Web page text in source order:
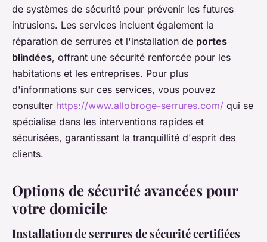
de systèmes de sécurité pour prévenir les futures
intrusions. Les services incluent également la
réparation de serrures et l'installation de portes
blindées, offrant une sécurité renforcée pour les
habitations et les entreprises. Pour plus
d'informations sur ces services, vous pouvez
consulter https://www.allobroge-serrures.com/ qui se
spécialise dans les interventions rapides et
sécurisées, garantissant la tranquillité d'esprit des
clients.
Options de sécurité avancées pour
votre domicile
Installation de serrures de sécurité certifiées